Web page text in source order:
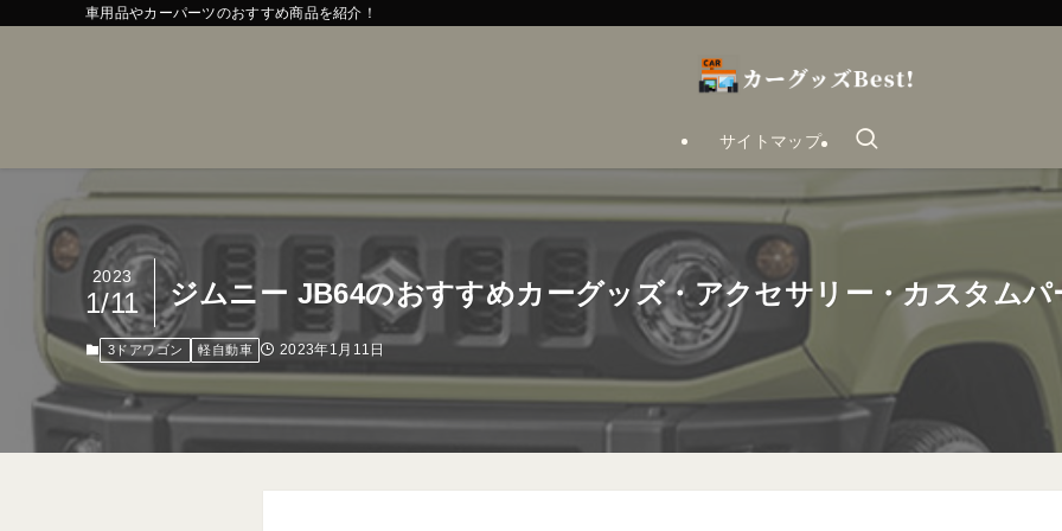
車用品やカーパーツのおすすめ商品を紹介！
サイトマップ
ジムニー JB64のおすすめカーグッズ・アクセサリー・カスタムパ
2023
1/11
3ドアワゴン 軽自動車 2023年1月11日